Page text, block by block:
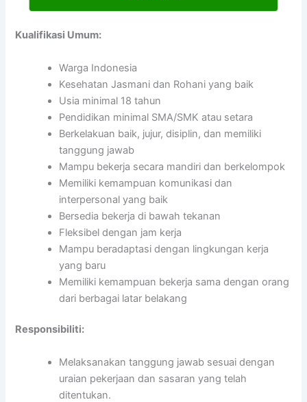
Kualifikasi Umum:
Warga Indonesia
Kesehatan Jasmani dan Rohani yang baik
Usia minimal 18 tahun
Pendidikan minimal SMA/SMK atau setara
Berkelakuan baik, jujur, disiplin, dan memiliki
tanggung jawab
Mampu bekerja secara mandiri dan berkelompok
Memiliki kemampuan komunikasi dan
interpersonal yang baik
Bersedia bekerja di bawah tekanan
Fleksibel dengan jam kerja
Mampu beradaptasi dengan lingkungan kerja
yang baru
Memiliki kemampuan bekerja sama dengan orang
dari berbagai latar belakang
Responsibiliti:
Melaksanakan tanggung jawab sesuai dengan
uraian pekerjaan dan sasaran yang telah
ditentukan.